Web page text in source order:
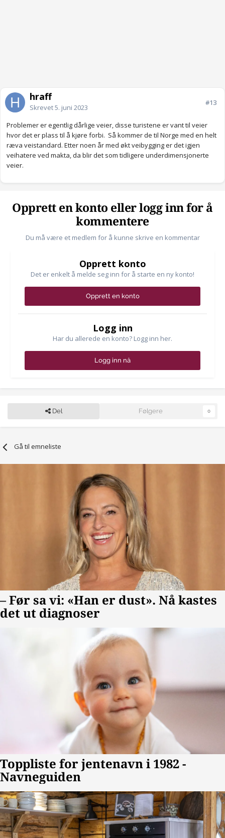
hraff
Skrevet5. juni 2023
#13
Problemer er egentlig dårlige veier, disse turistene er vant til veier
hvor det er plass til å kjøre forbi. Så kommer de til Norge med en helt
ræva veistandard. Etter noen år med økt veibygging er det igjen
veihatere ved makta, da blir det som tidligere underdimensjonerte
veier.
Opprett en konto eller logg inn for å
kommentere
Du må være et medlem for å kunne skrive en kommentar
Opprett konto
Det er enkelt å melde seg inn for å starte en ny konto!
Opprett en konto
Logg inn
Har du allerede en konto? Logg inn her.
Logg inn nå
Del Følgere 0
Gå til emneliste